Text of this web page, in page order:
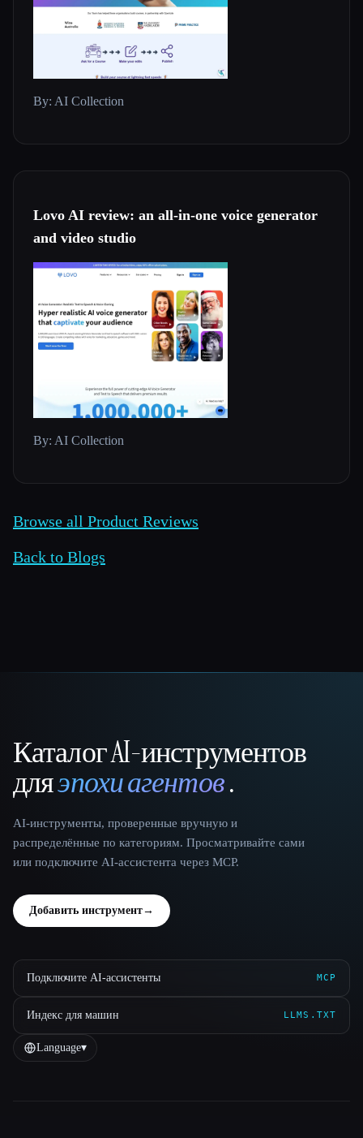
By: AI Collection
Lovo AI review: an all-in-one voice generator
and video studio
By: AI Collection
Browse all Product Reviews
Back to Blogs
That AI Collection
Каталог AI-инструментов
дляэпохи агентов.
AI-инструменты, проверенные вручную и
распределённые по категориям. Просматривайте сами
или подключите AI-ассистента через MCP.
Добавить инструмент→
Подключите AI-ассистенты MCP
Индекс для машин LLMS.TXT
Language▾